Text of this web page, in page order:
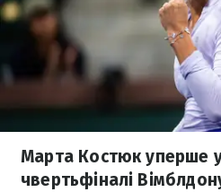
Марта Костюк уперше у
чвертьфіналі